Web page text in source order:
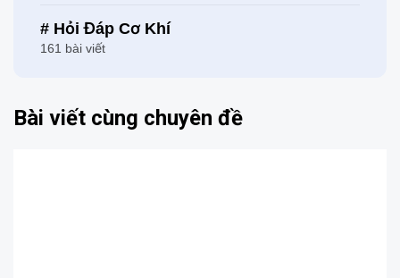
# Hỏi Đáp Cơ Khí
161 bài viết
Bài viết cùng chuyên đề